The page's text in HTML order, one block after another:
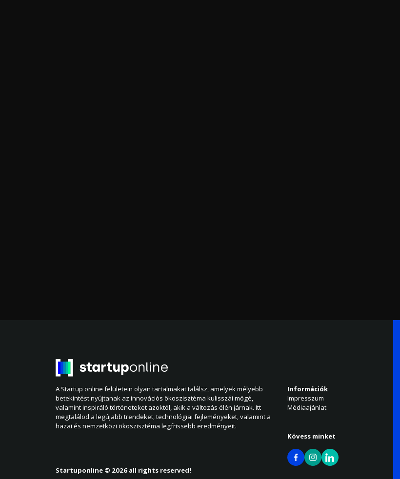
A Startup online felületein olyan tartalmakat találsz, amelyek mélyebb
betekintést nyújtanak az innovációs ökoszisztéma kulisszái mögé,
valamint inspiráló történeteket azoktól, akik a változás élén járnak. Itt
megtalálod a legújabb trendeket, technológiai fejleményeket, valamint a
hazai és nemzetközi ökoszisztéma legfrissebb eredményeit.
Információk
Impresszum
Médiaajánlat
Kövess minket
Startuponline © 2026 all rights reserved!